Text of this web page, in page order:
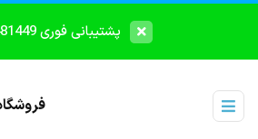
پشتیبانی فوری 09356481449